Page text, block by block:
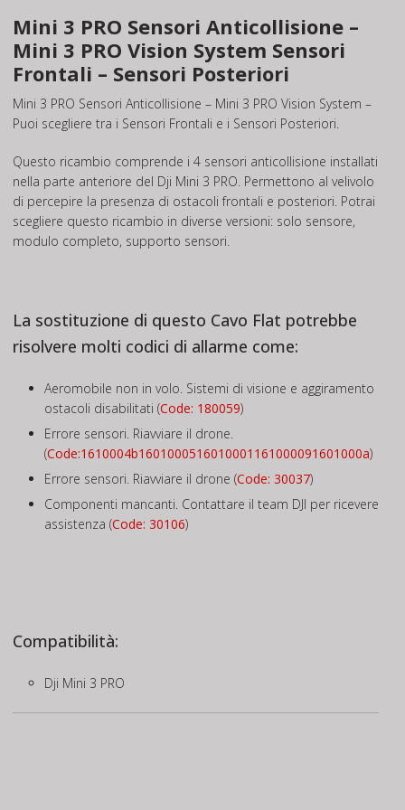
Mini 3 PRO Sensori Anticollisione –
Mini 3 PRO Vision System Sensori
Frontali – Sensori Posteriori
Mini 3 PRO Sensori Anticollisione – Mini 3 PRO Vision System –
Puoi scegliere tra i Sensori Frontali e i Sensori Posteriori.
Questo ricambio comprende i 4 sensori anticollisione installati
nella parte anteriore del Dji Mini 3 PRO. Permettono al velivolo
di percepire la presenza di ostacoli frontali e posteriori. Potrai
scegliere questo ricambio in diverse versioni: solo sensore,
modulo completo, supporto sensori.
La sostituzione di questo Cavo Flat potrebbe
risolvere molti codici di allarme come:
Aeromobile non in volo. Sistemi di visione e aggiramento
ostacoli disabilitati (Code: 180059)
Errore sensori. Riavviare il drone.
(Code:1610004b1601000516010001161000091601000a)
Errore sensori. Riavviare il drone (Code: 30037)
Componenti mancanti. Contattare il team DJI per ricevere
assistenza (Code: 30106)
Compatibilità:
Dji Mini 3 PRO